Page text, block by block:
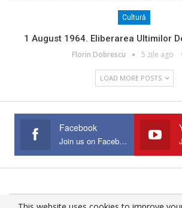
Cultură
1 August 1964. Eliberarea Ultimilor
Florin Dobrescu 5 zile ago
LOAD MORE POSTS
Facebook
Join us on Facebook